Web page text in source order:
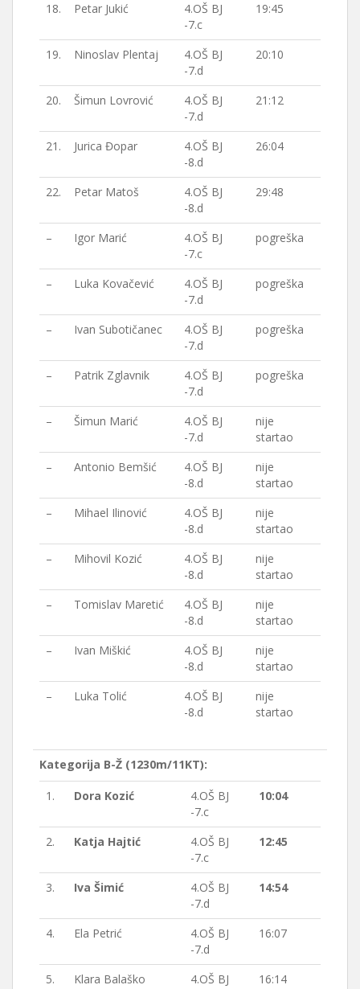
18. Petar Jukić
4.OŠ BJ
-7.c
19:45
19. Ninoslav Plentaj
4.OŠ BJ
-7.d
20:10
20. Šimun Lovrović
4.OŠ BJ
-7.d
21:12
21. Jurica Đopar
4.OŠ BJ
-8.d
26:04
22. Petar Matoš
4.OŠ BJ
-8.d
29:48
– Igor Marić
4.OŠ BJ
-7.c
pogreška
– Luka Kovačević
4.OŠ BJ
-7.d
pogreška
– Ivan Subotičanec
4.OŠ BJ
-7.d
pogreška
– Patrik Zglavnik
4.OŠ BJ
-7.d
pogreška
– Šimun Marić
4.OŠ BJ
-7.d
nije
startao
–
Antonio Bemšić
4.OŠ BJ
-8.d
nije
startao
–
Mihael Ilinović
4.OŠ BJ
-8.d
nije
startao
–
Mihovil Kozić
4.OŠ BJ
-8.d
nije
startao
–
Tomislav Maretić
4.OŠ BJ
-8.d
nije
startao
–
Ivan Miškić
4.OŠ BJ
-8.d
nije
startao
–
Luka Tolić
4.OŠ BJ
-8.d
nije
startao
Kategorija B-Ž (1230m/11KT):
1. Dora Kozić
4.OŠ BJ
-7.c
10:04
2. Katja Hajtić
4.OŠ BJ
-7.c
12:45
3. Iva Šimić
4.OŠ BJ
-7.d
14:54
4. Ela Petrić
4.OŠ BJ
-7.d
16:07
5. Klara Balaško
4.OŠ BJ
16:14